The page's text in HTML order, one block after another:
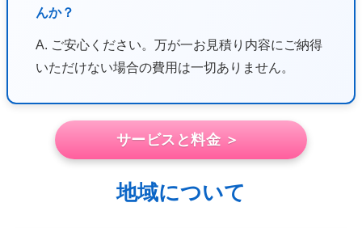
んか？
A. ご安心ください。万が一お見積り内容にご納得
いただけない場合の費用は一切ありません。
サービスと料金 ＞
地域について